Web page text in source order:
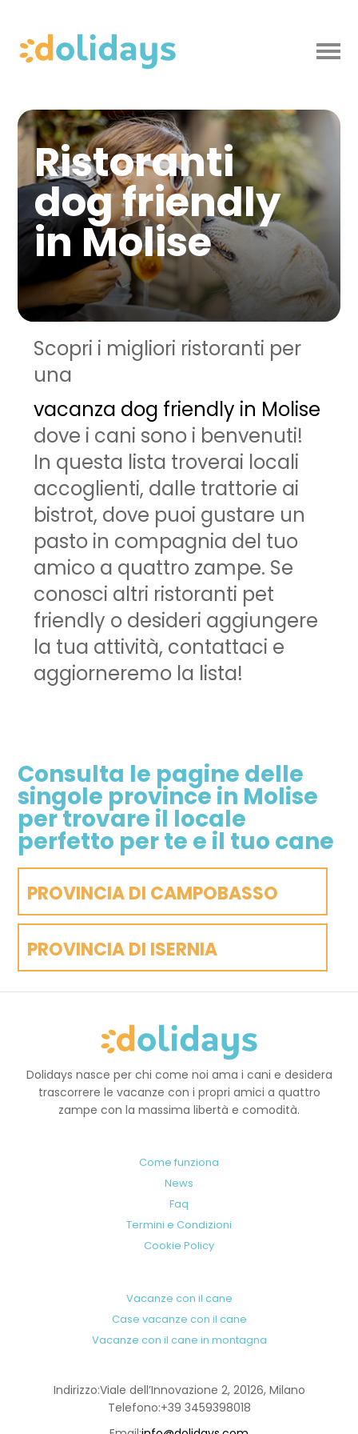
Ristoranti
dog friendly
in Molise
Scopri i migliori ristoranti per
una
vacanza dog friendly in Molise
dove i cani sono i benvenuti!
In questa lista troverai locali
accoglienti, dalle trattorie ai
bistrot, dove puoi gustare un
pasto in compagnia del tuo
amico a quattro zampe. Se
conosci altri ristoranti pet
friendly o desideri aggiungere
la tua attività, contattaci e
aggiorneremo la lista!
Consulta le pagine delle
singole province in Molise
per trovare il locale
perfetto per te e il tuo cane
PROVINCIA DI CAMPOBASSO
PROVINCIA DI ISERNIA
Dolidays nasce per chi come noi ama i cani e desidera
trascorrere le vacanze con i propri amici a quattro
zampe con la massima libertà e comodità.
Come funziona
News
Faq
Termini e Condizioni
Cookie Policy
Vacanze con il cane
Case vacanze con il cane
Vacanze con il cane in montagna
Indirizzo:Viale dell’Innovazione 2, 20126, Milano
Telefono:+39 3459398018